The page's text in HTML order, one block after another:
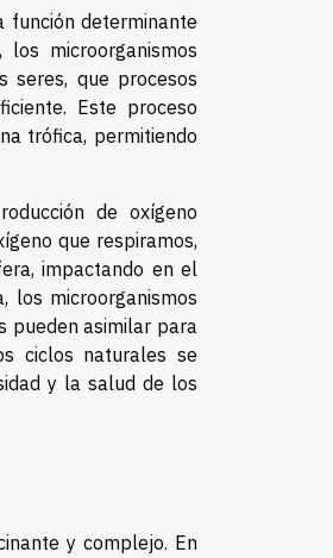
función determinante
microorganismos
seres, que procesos
Este proceso
trófica, permitiendo
de oxígeno
que respiramos,
impactando en el
los microorganismos
pueden asimilar para
ciclos naturales se
y la salud de los
y complejo. En